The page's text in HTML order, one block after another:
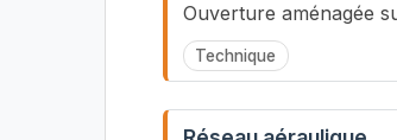
Ouverture aménagée
Technique